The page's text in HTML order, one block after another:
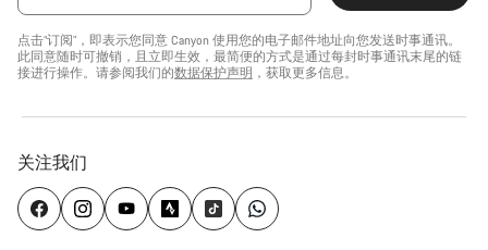
点击“订阅”，即表示您同意 Canyon 使用您的电子邮件地址向您发送时事通讯。
此同意随时可撤销，且立即生效，最简便的方式是通过每封时事通讯末尾的链
接进行操作。请参阅我们的数据保护声明 ，获取更多信息。
关注我们